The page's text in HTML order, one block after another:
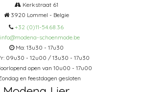
Kerkstraat 61
3920 Lommel - Belgie
+32 (0)11-54.68.36
info@modena-schoenmode.be
Ma: 13u30 - 17u30
09u30 - 12u00 / 13u30 - 17u30
open van 10u00 - 17u00
en feestdagen gesloten